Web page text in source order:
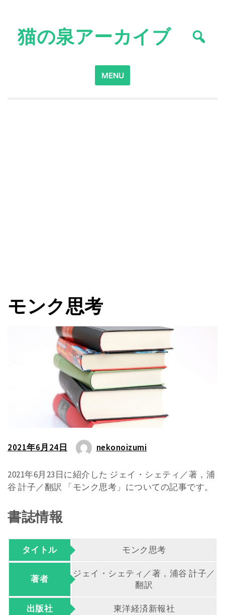
content猫の泉アーカイブ
Search
for:
MENU
モンク思考
2021年6月24日 nekonoizumi
2021年6月23日に紹介した ジェイ・シェティ／著，浦
谷 計子／翻訳 「モンク思考」についての記事です。
書誌情報
タイトル モンク思考
著者
ジェイ・シェティ／著，浦谷 計子／
翻訳
出版社 東洋経済新報社